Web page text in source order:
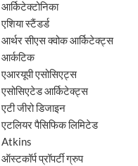
आर्किटेक्टोनिका
एशिया स्टैंडर्ड
आर्थर सीएस क्वोक आर्किटेक्ट्स
आर्कटिक
एआरयूपी एसोसिएट्स
एसोसिएटेड आर्किटेक्ट्स
एटी जीरो डिजाइन
एटलियर पैसिफिक लिमिटेड
Atkins
ऑस्टकॉर्प प्रॉपर्टी ग्रुप